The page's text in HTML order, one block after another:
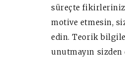
süreçte
motive etmesin,
edin. Teorik
unutmayın